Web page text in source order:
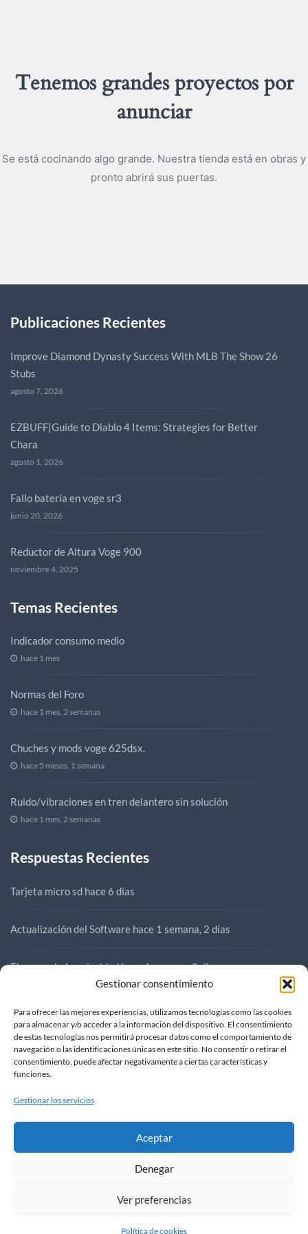
Gestionar consentimiento
Para ofrecer las mejores experiencias, utilizamos tecnologías como las cookies
para almacenar y/o acceder a la información del dispositivo. El consentimiento
de estas tecnologías nos permitirá procesar datos como el comportamiento de
navegación o las identificaciones únicas en este sitio. No consentir o retirar el
consentimiento, puede afectar negativamente a ciertas características y
funciones.
Gestionar los servicios
Aceptar
Denegar
Ver preferencias
Política de cookies
Tenemos grandes proyectos por
anunciar
Se está cocinando algo grande. Nuestra tienda está en obras y
pronto abrirá sus puertas.
Publicaciones Recientes
Improve Diamond Dynasty Success With MLB The Show 26
Stubs
agosto 7, 2026
EZBUFF|Guide to Diablo 4 Items: Strategies for Better
Chara
agosto 1, 2026
Fallo batería en voge sr3
junio 20, 2026
Reductor de Altura Voge 900
noviembre 4, 2025
Temas Recientes
Indicador consumo medio
hace 1 mes
Normas del Foro
hace 1 mes, 2 semanas
Chuches y mods voge 625dsx.
hace 5 meses, 1 semana
Ruido/vibraciones en tren delantero sin solución
hace 1 mes, 2 semanas
Respuestas Recientes
Tarjeta micro sd hace 6 días
Actualización del Software hace 1 semana, 2 días
Tirones a baja velocidadhace 1 semana, 2 días
Compra SR3hace 1 semana, 3 días